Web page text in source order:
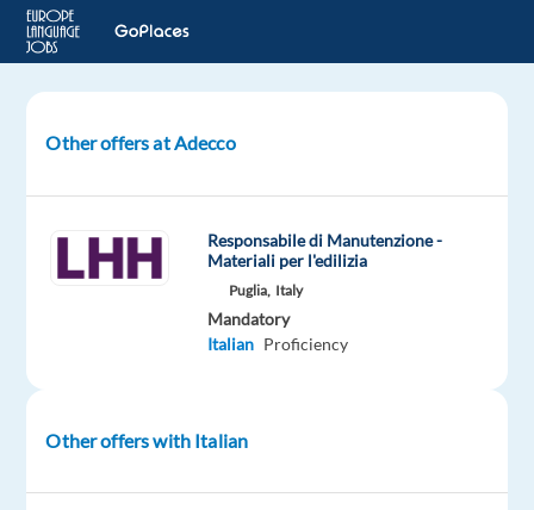
Accounting
Specialist
Italian
Other offers at Adecco
Responsabile di Manutenzione -
Materiali per l'edilizia
Puglia, Italy
Mandatory
Italian Proficiency
Other offers with Italian